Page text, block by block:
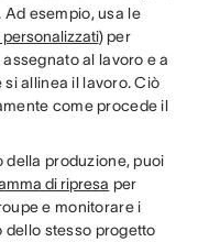
esempio, usa le
) per
al lavoro e a
allinea il lavoro. Ciò
come procede il
della produzione, puoi
di ripresa per
e monitorare i
dello stesso progetto